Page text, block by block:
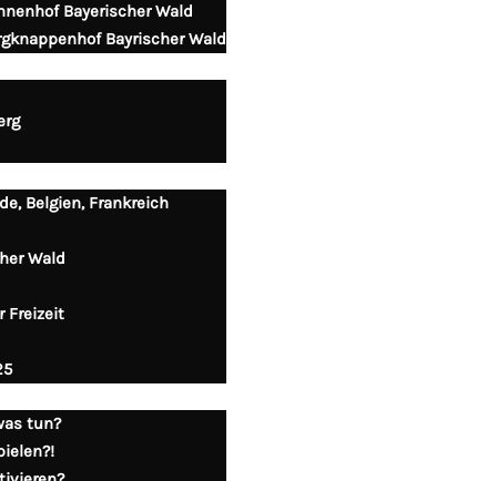
Bayerischer Wald
Bayrischer Wald
Belgien, Frankreich
Wald
Freizeit
tun?